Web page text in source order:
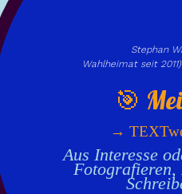
Stephan
Wahlheimat seit
🎯
→
Aus Inte­resse
Foto­grafieren,